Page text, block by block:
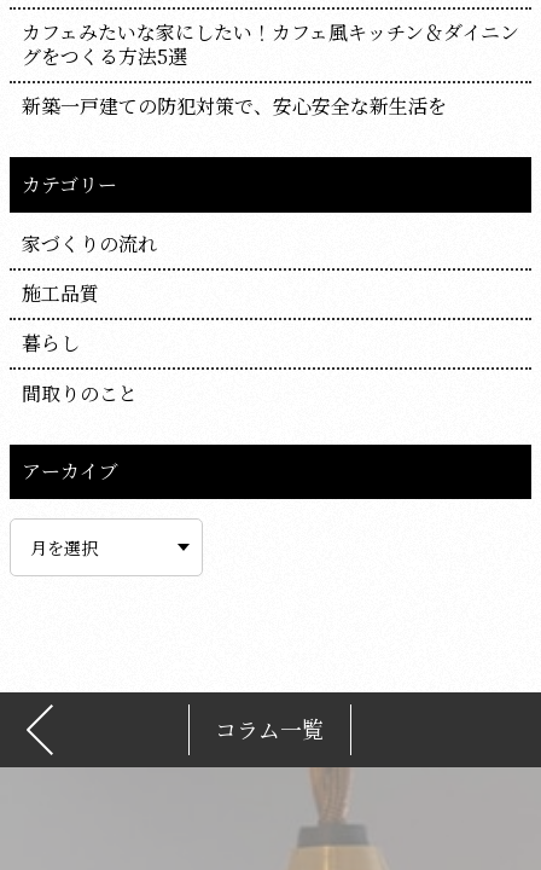
カフェみたいな家にしたい！カフェ風キッチン＆ダイニン
グをつくる方法5選
新築一戸建ての防犯対策で、安心安全な新生活を
カテゴリー
家づくりの流れ
施工品質
暮らし
間取りのこと
アーカイブ
イ
コラム一覧